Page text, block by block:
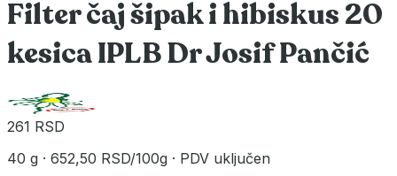
Filter čaj šipak i hibiskus 20
kesica IPLB Dr Josif Pančić
261 RSD
40 g · 652,50 RSD/100g · PDV uključen